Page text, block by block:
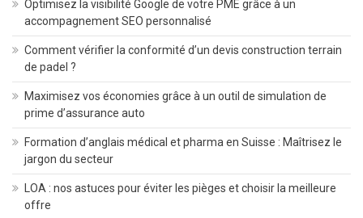
Optimisez la visibilité Google de votre PME grâce à un
accompagnement SEO personnalisé
Comment vérifier la conformité d’un devis construction terrain
de padel ?
Maximisez vos économies grâce à un outil de simulation de
prime d’assurance auto
Formation d’anglais médical et pharma en Suisse : Maîtrisez le
jargon du secteur
LOA : nos astuces pour éviter les pièges et choisir la meilleure
offre